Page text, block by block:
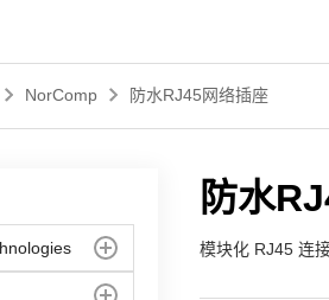
NorComp 防水RJ45网络插座
防水
模块化 RJ45 连